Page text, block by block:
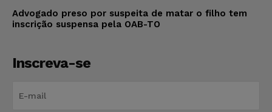
Advogado preso por suspeita de matar o filho tem
inscrição suspensa pela OAB-TO
Inscreva-se